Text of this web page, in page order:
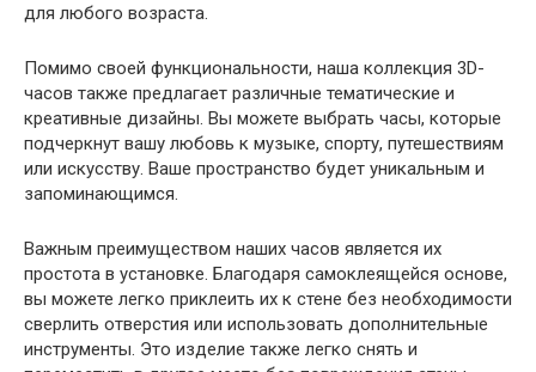
для любого возраста.
Помимо своей функциональности, наша коллекция 3D-
часов также предлагает различные тематические и
креативные дизайны. Вы можете выбрать часы, которые
подчеркнут вашу любовь к музыке, спорту, путешествиям
или искусству. Ваше пространство будет уникальным и
запоминающимся.
Важным преимуществом наших часов является их
простота в установке. Благодаря самоклеящейся основе,
вы можете легко приклеить их к стене без необходимости
сверлить отверстия или использовать дополнительные
инструменты. Это изделие также легко снять и